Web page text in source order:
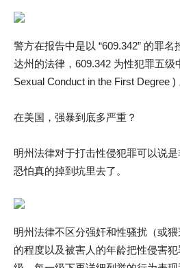
警方在报告中是以 “609.342” 的罪
达州的法律，609.342 为性犯罪五级
Sexual Conduct in the First Degree )
在美国，强暴到底多严重？
明州法律对于打击性侵犯罪可以说
恐怕真的掉到坑里去了。
明州法律不区分强奸和性骚扰（或
的程度以及被害人的年龄把性侵害